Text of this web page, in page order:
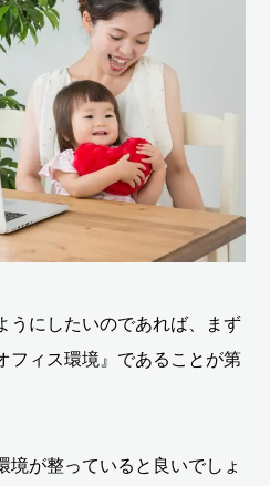
うにしたいのであれば、まず
フィス環境』であることが第
境が整っていると良いでしょ